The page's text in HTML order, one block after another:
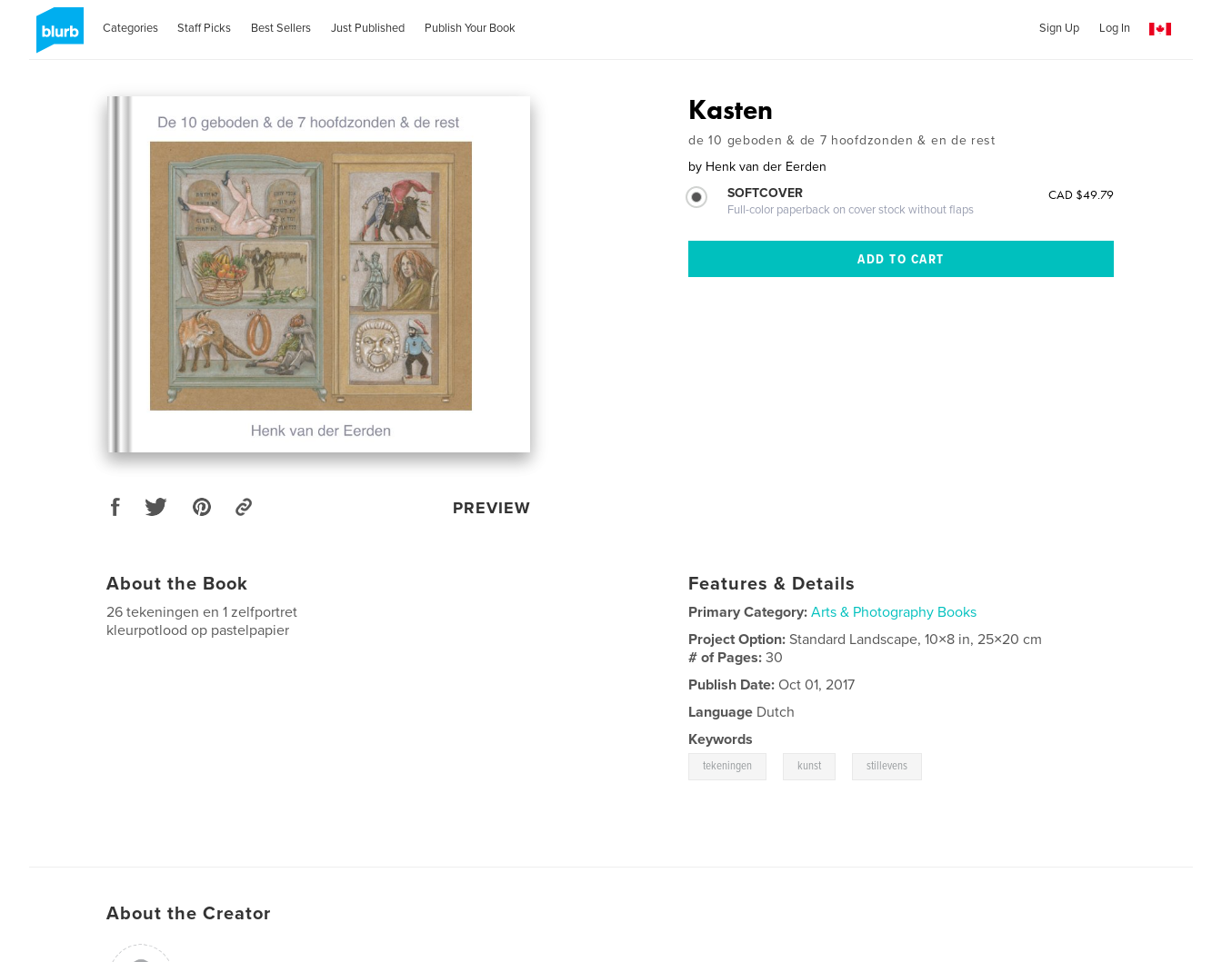
Categories Staff Picks Best Sellers Just Published Publish Your Book Sign Up Log In
PREVIEW
Kasten
de 10 geboden & de 7 hoofdzonden & en de rest
by Henk van der Eerden
SOFTCOVER
Full-color paperback on cover stock without flaps
CAD $49.79
About the Book
26 tekeningen en 1 zelfportret
kleurpotlood op pastelpapier
Features & Details
Primary Category: Arts & Photography Books
Project Option:Standard Landscape, 10×8 in, 25×20 cm
# of Pages:30
Publish Date: Oct 01, 2017
Language Dutch
Keywords
tekeningen kunst stillevens
About the Creator